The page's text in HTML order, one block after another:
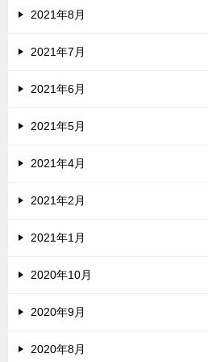
2021年8月
2021年7月
2021年6月
2021年5月
2021年4月
2021年2月
2021年1月
2020年10月
2020年9月
2020年8月